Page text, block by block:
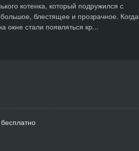
котенка, который подружился с
блестящее и прозрачное. Когда
окне стали появляться кр...